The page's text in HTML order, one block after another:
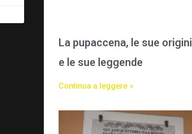
La pupaccena, le sue origini
e le sue leggende
Continua a leggere »